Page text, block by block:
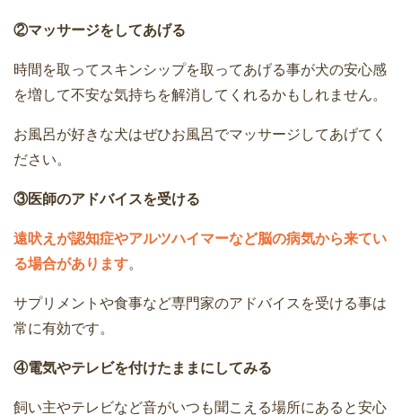
②マッサージをしてあげる
時間を取ってスキンシップを取ってあげる事が犬の安心感
を増して不安な気持ちを解消してくれるかもしれません。
お風呂が好きな犬はぜひお風呂でマッサージしてあげてく
ださい。
③医師のアドバイスを受ける
遠吠えが認知症やアルツハイマーなど脳の病気から来てい
る場合があります。
サプリメントや食事など専門家のアドバイスを受ける事は
常に有効です。
④電気やテレビを付けたままにしてみる
飼い主やテレビなど音がいつも聞こえる場所にあると安心